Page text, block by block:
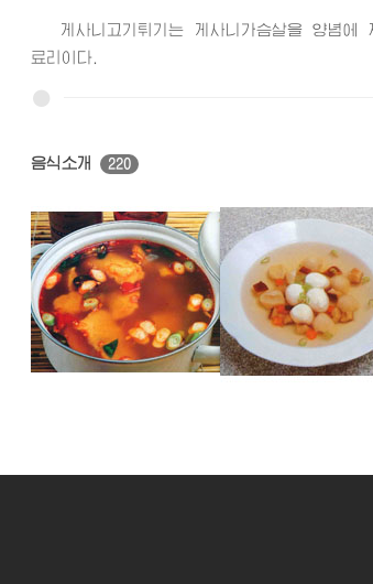
게사니고기튀기는 게사니가슴살을 양념에
료리이다.
음식소개 220